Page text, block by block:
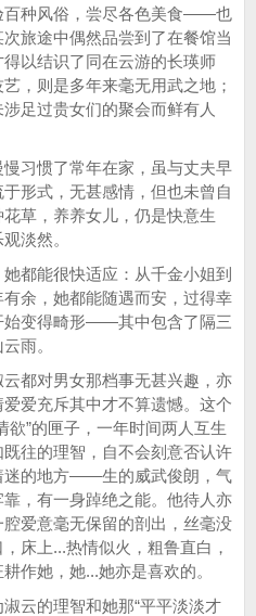
百种风俗，尝尽各色美食——也
旅途中偶然品尝到了在餐馆当
以结识了同在云游的长瑛师
，则是多年来毫无用武之地；
足过贵女们的聚会而鲜有人
习惯了常年在家，虽与丈夫早
形式，无甚感情，但也未曾自
草，养养女儿，仍是快意生
淡然。
能很快适应：从千金小姐到
余，她都能随遇而安，过得幸
始变得畸形——其中包含了隔三
雨。
都对男女那档事无甚兴趣，亦
爱充斥其中才不算遗憾。这个
欲”的匣子，一年时间两人互生
往的理智，自不会刻意否认许
迷的地方——生的威武俊朗，气
，有一身踔绝之能。他待人亦
爱意毫无保留的剖出，丝毫没
床上...热情似火，粗鲁直白，
作她，她...她亦是喜欢的。
的理智和她那“平平淡淡才